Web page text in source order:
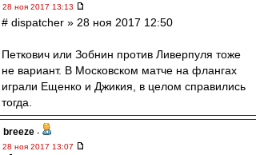
28 ноя 2017 13:13
# dispatcher » 28 ноя 2017 12:50
Петкович или Зобнин против Ливерпуля тоже
не вариант. В Московском матче на флангах
играли Ещенко и Джикия, в целом справились
тогда.
breeze -
28 ноя 2017 13:07